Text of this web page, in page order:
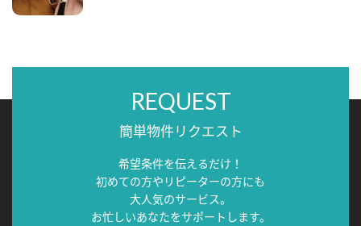
REQUEST
簡単物件リクエスト
希望条件を伝えるだけ！
初めての方やリピーターの方にも
大人気のサービス。
お忙しいあなたをサポートします。